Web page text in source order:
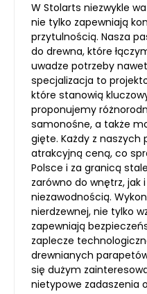
W Stolarts niezwykle
nie tylko zapewniają
przytulnością. Nasza
do drewna, które
uwadze potrzeby
specjalizacja to
które stanowią
proponujemy
samonośne, a także
gięte. Każdy z naszych
atrakcyjną ceną, co
Polsce i za granicą
zarówno do wnętrz, jak
niezawodnością.
nierdzewnej, nie tylko
zapewniają
zaplecze
drewnianych
się dużym
nietypowe zadaszenia